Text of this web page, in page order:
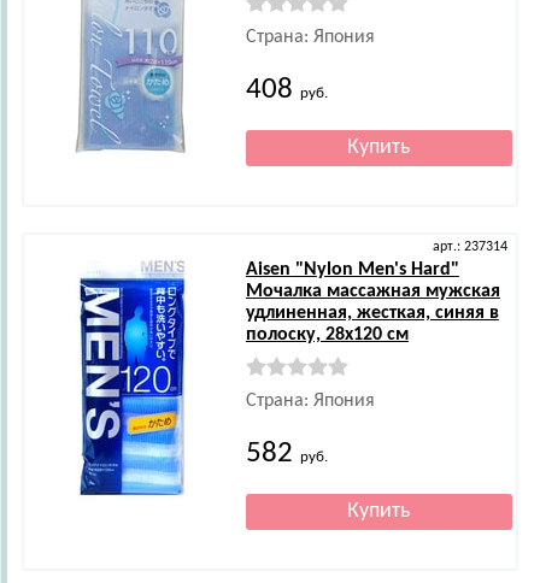
Страна: Япония
408 руб.
арт.: 237314
Aisen "Nylon Men's Hard"
Мочалка массажная мужская
удлиненная, жесткая, синяя в
полоску, 28х120 см
Страна: Япония
582 руб.